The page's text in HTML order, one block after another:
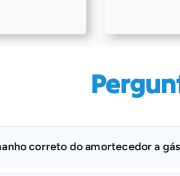
correto do amortecedor a